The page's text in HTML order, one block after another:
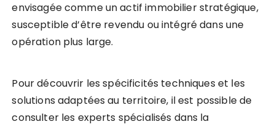
envisagée comme un actif immobilier stratégique,
susceptible d’être revendu ou intégré dans une
opération plus large.
Pour découvrir les spécificités techniques et les
solutions adaptées au territoire, il est possible de
consulter les experts spécialisés dans la